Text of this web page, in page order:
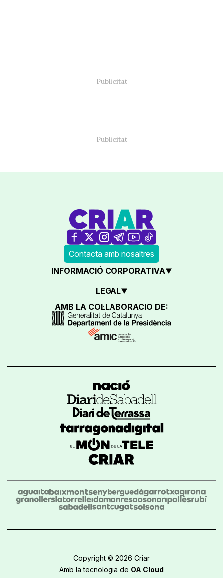
Contacta amb nosaltres
INFORMACIÓ CORPORATIVA
LEGAL
AMB LA COL·LABORACIÓ DE:
Copyright © 2026 Criar
Amb la tecnologia de OA Cloud